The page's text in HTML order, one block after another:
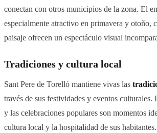
conectan con otros municipios de la zona. El
especialmente atractivo en primavera y otoño,
paisaje ofrecen un espectáculo visual
Tradiciones y cultura local
Sant Pere de Torelló mantiene vivas las
través de sus festividades y eventos culturales.
y las celebraciones populares son momentos
cultura local y la hospitalidad de sus habitantes.